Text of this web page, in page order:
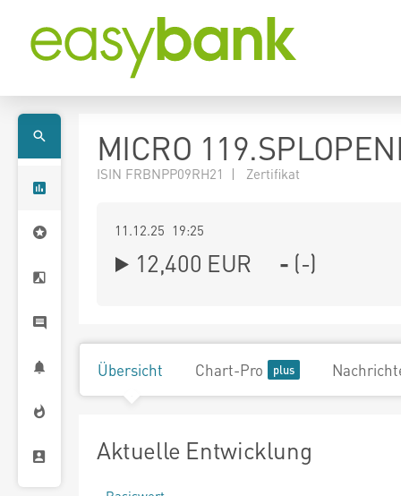
MICRO
ISIN FRBNPP09RH21 | Zertifikat
11.12.25 19:25
12,400 EUR - (-)
Übersicht Chart-Pro
Aktuelle Entwicklung